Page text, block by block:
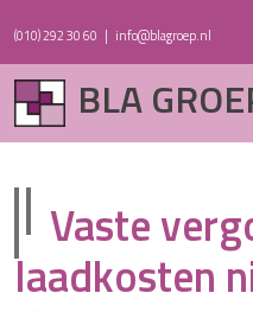
(010) 292 30 60 | info@blagroep.nl
BLA
Vaste
laadkosten